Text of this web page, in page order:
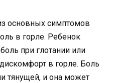
основных симптомов
в горле. Ребенок
при глотании или
в горле. Боль
тянущей, и она может